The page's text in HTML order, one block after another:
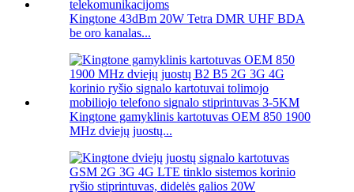
Kingtone 43dBm 20W Tetra DMR UHF BDA
be oro kanalas...
Kingtone gamyklinis kartotuvas OEM 850 1900
MHz dviejų juostų...